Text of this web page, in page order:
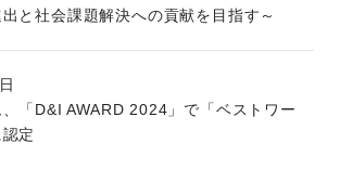
と社会課題解決への貢献を目指す～
「D&I AWARD 2024」で「ベストワー
定